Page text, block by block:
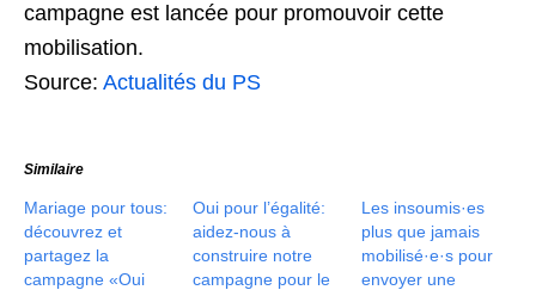
campagne est lancée pour promouvoir cette
mobilisation.
Source: Actualités du PS
Similaire
Mariage pour tous:
découvrez et
partagez la
campagne «Oui
Oui pour l’égalité:
aidez-nous à
construire notre
campagne pour le
Les insoumis·es
plus que jamais
mobilisé·e·s pour
envoyer une